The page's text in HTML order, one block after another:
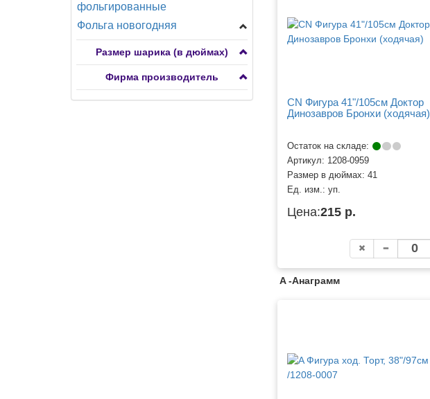
Растения
Транспорт
насекомые
Разное
Растения
Сердца, круги, звезды с
рисунком 7-15"
фольгированные
Фольга новогодняя
Фигуры мини
Фигуры большие
Сердца, круги, звезды,
Размер шарика (в дюймах)
Фирма производитель
CN Фигура 41"/105см Доктор
Динозавров Бронхи (ходячая)
Остаток на складе:
Артикул: 1208-0959
Размер в дюймах: 41
Ед. изм.: уп.
Цена:215 р.
A -Анаграмм